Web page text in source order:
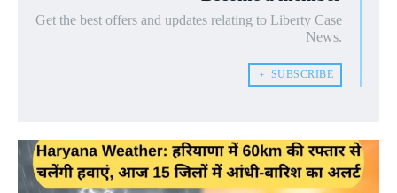
Get the best offers and updates relating to Liberty Case
News.
﹢ SUBSCRIBE